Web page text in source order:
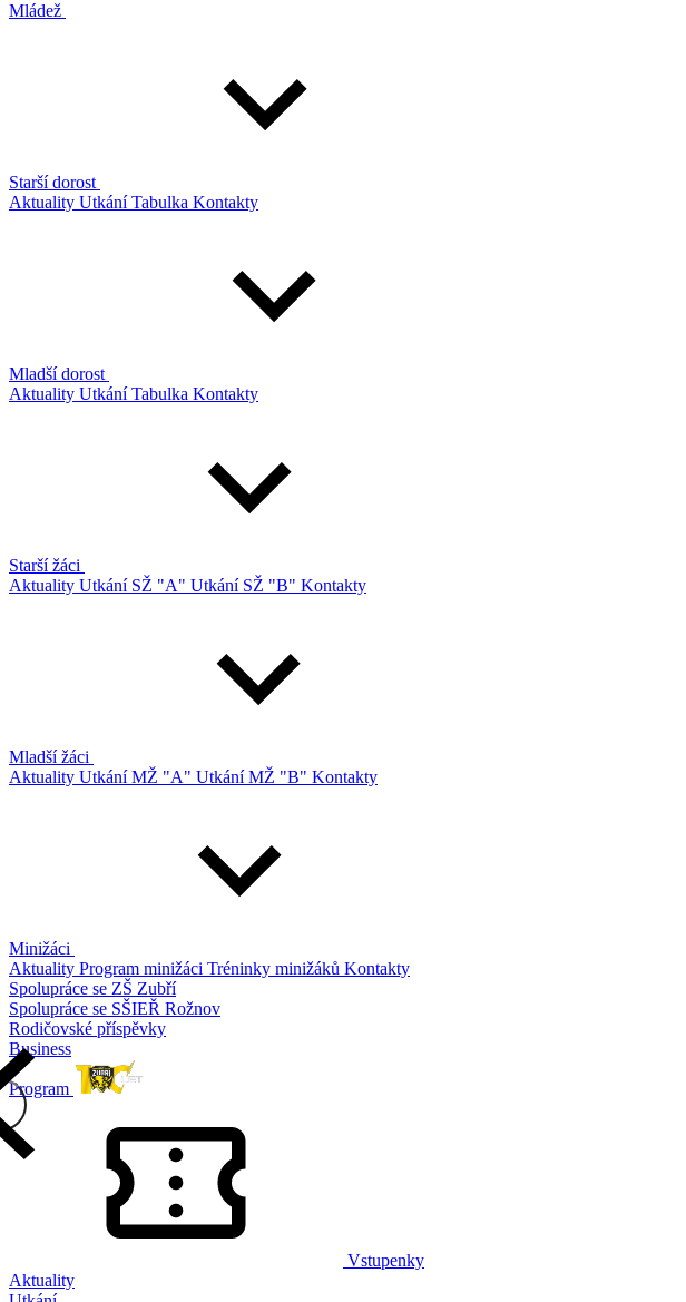
Mládež
Starší dorost
Aktuality UtkáníTabulka Kontakty
Mladší dorost
Aktuality UtkáníTabulka Kontakty
Starší žáci
Aktuality Utkání SŽ "A" Utkání SŽ "B" Kontakty
Mladší žáci
Aktuality Utkání MŽ "A" Utkání MŽ "B" Kontakty
Minižáci
Aktuality Program minižáci Tréninky minižáků Kontakty
Spolupráce se ZŠ Zubří
Spolupráce se SŠIEŘ Rožnov
Rodičovské příspěvky
Business
Program
Vstupenky
Aktuality